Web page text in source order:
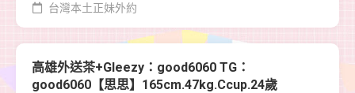
台灣本土正妹外約
高雄外送茶+Gleezy：good6060 TG：
good6060【思思】165cm.47kg.Ccup.24歲